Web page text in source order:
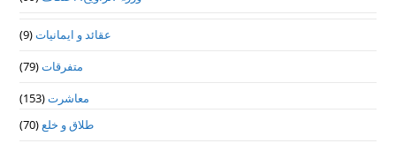
عقائد و ایمانیات(9)
متفرقات(79)
معاشرت(153)
طلاق و خلع(70)